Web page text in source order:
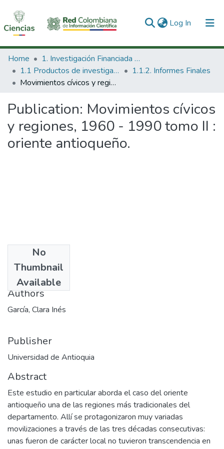
Log In (current)
Communities & Collections
All of DSpace
Home
1. Investigación Financiada con Recursos Públicos
1.1 Productos de investigación
1.1.2. Informes Finales
Movimientos cívicos y regiones, 1960 - 1990 tomo II : oriente antioqueño.
Publication: Movimientos cívicos
y regiones, 1960 - 1990 tomo II :
oriente antioqueño.
No
Thumbnail
Available
1994-12
Authors
García, Clara Inés
Publisher
Universidad de Antioquia
Abstract
Este estudio en particular aborda el caso del oriente
antioqueño una de las regiones más tradicionales del
departamento. Allí se protagonizaron muy variadas
movilizaciones a través de las tres décadas consecutivas:
unas fueron de carácter local no tuvieron transcendencia en